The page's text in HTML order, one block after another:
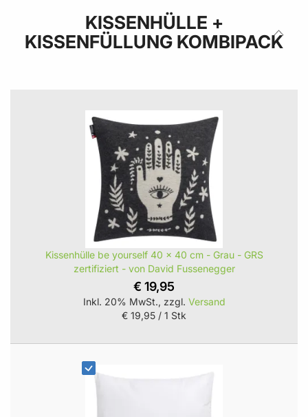
KISSENHÜLLE +
KISSENFÜLLUNG KOMBIPACK
Kissenhülle be yourself 40 x 40 cm - Grau - GRS
zertifiziert - von David Fussenegger
€ 19,95
Inkl. 20% MwSt., zzgl. Versand
€ 19,95 / 1 Stk